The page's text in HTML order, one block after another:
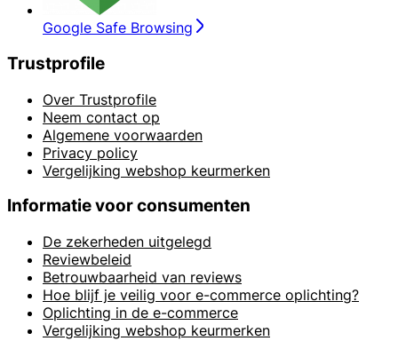
Google Safe Browsing
Trustprofile
Over Trustprofile
Neem contact op
Algemene voorwaarden
Privacy policy
Vergelijking webshop keurmerken
Informatie voor consumenten
De zekerheden uitgelegd
Reviewbeleid
Betrouwbaarheid van reviews
Hoe blijf je veilig voor e-commerce oplichting?
Oplichting in de e-commerce
Vergelijking webshop keurmerken